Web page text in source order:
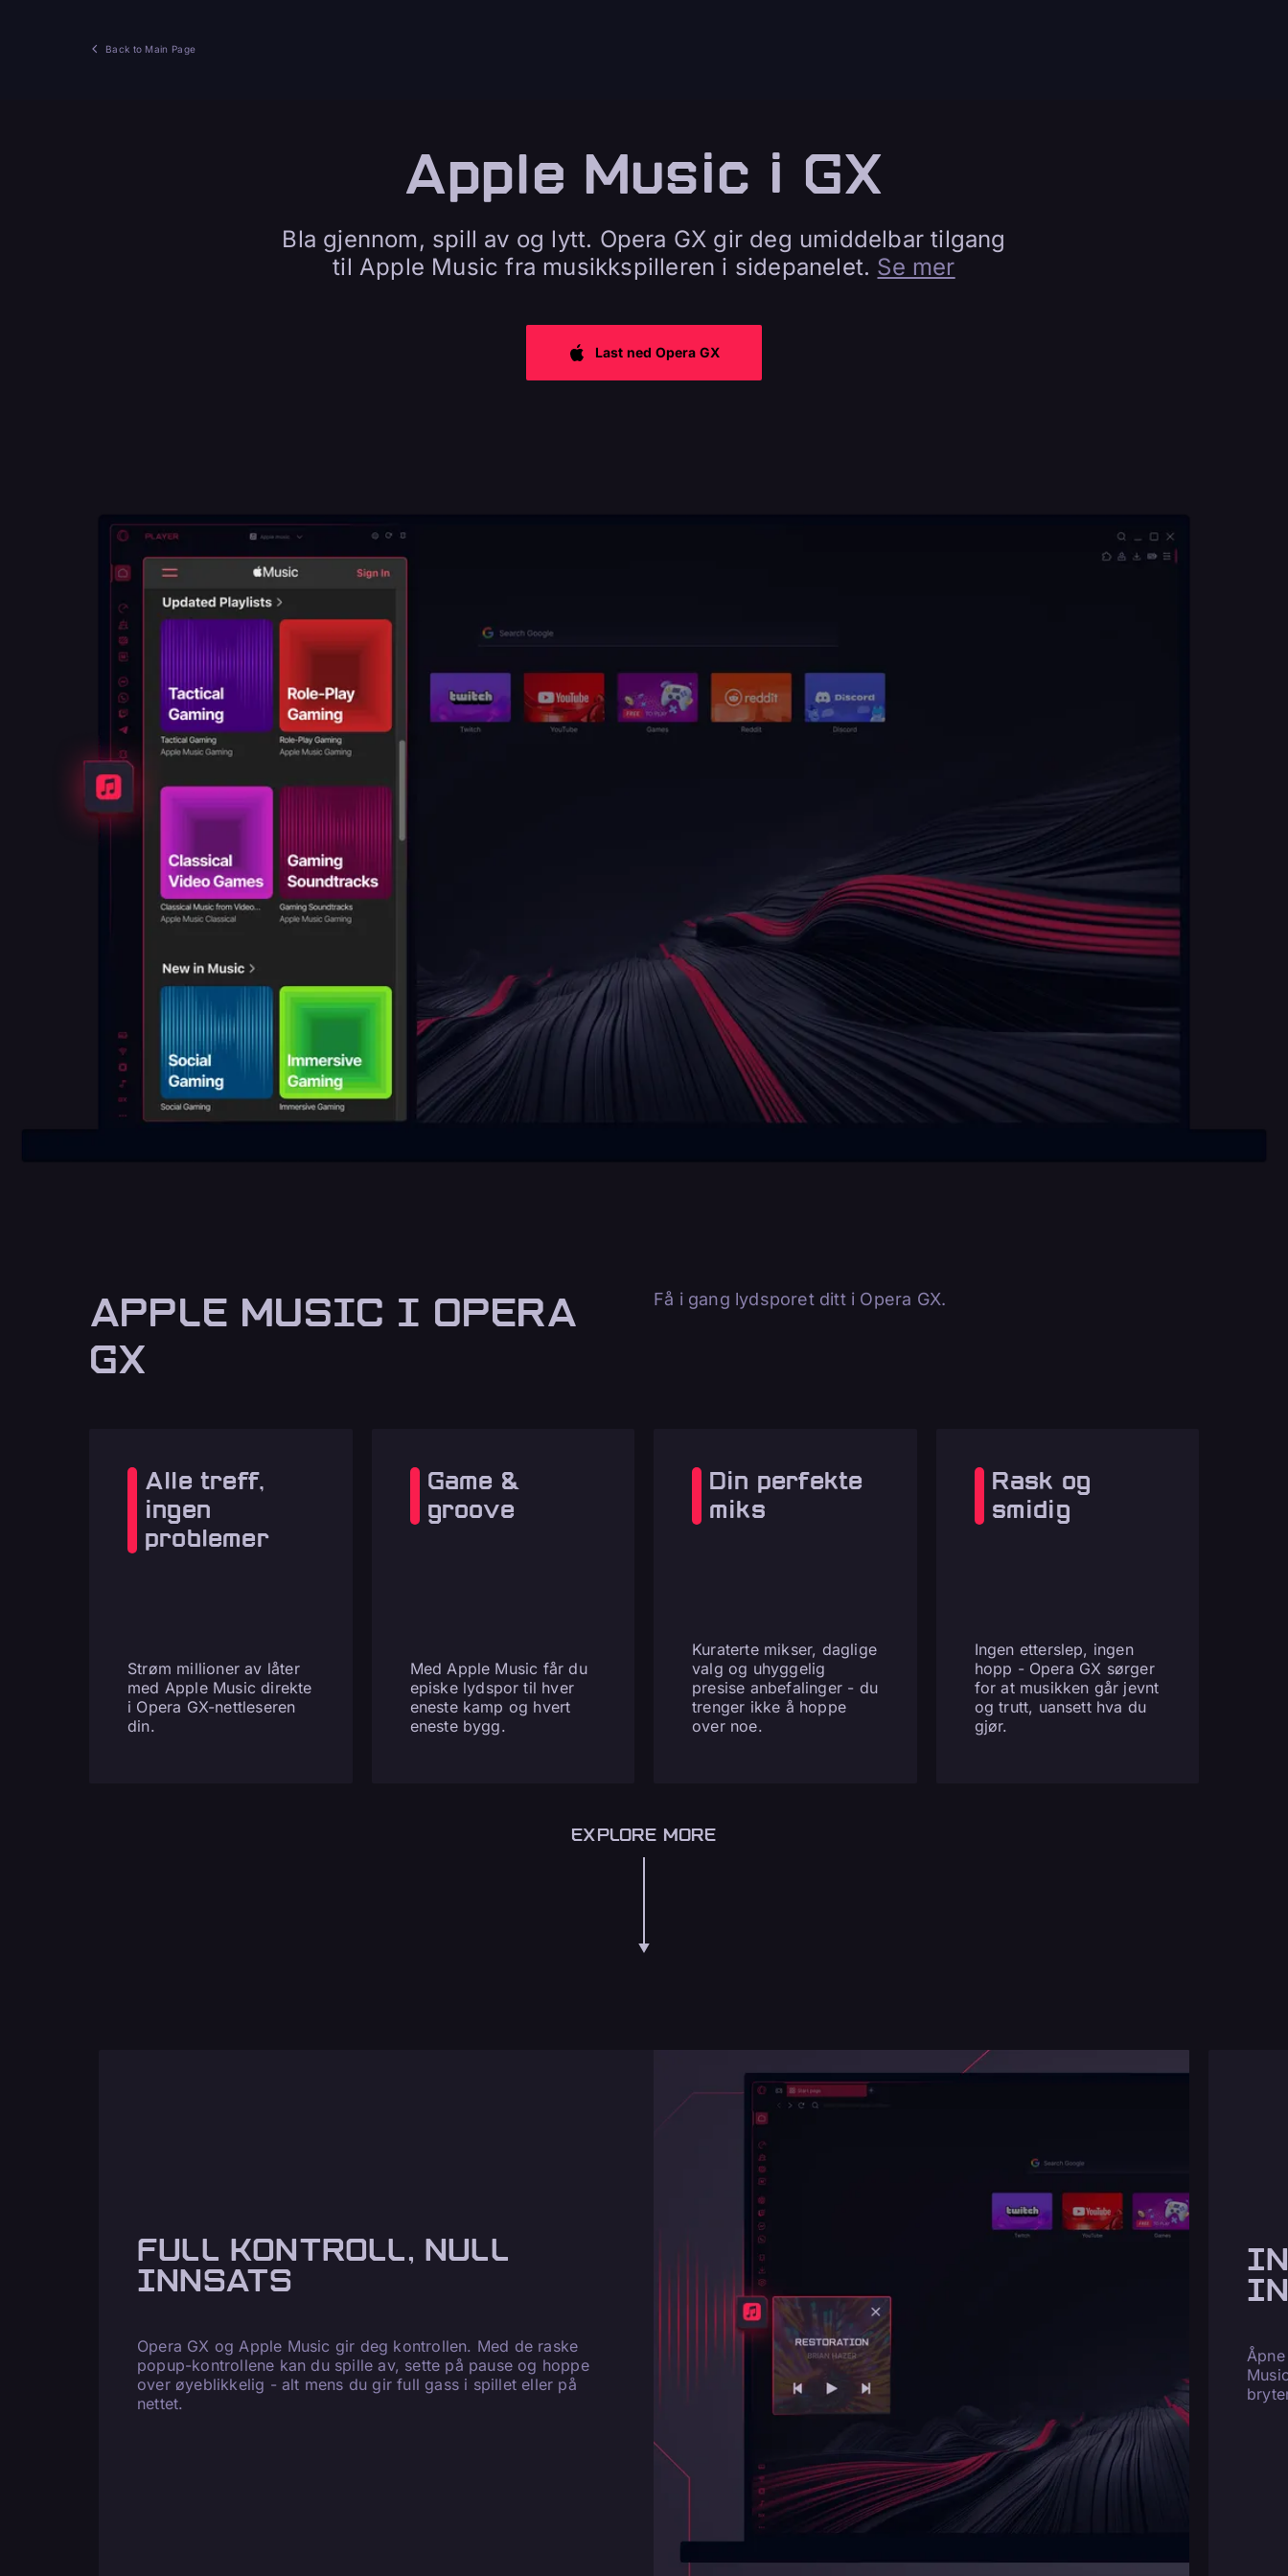
Back to Main Page
Apple Music i GX
Bla gjennom, spill av og lytt. Opera GX gir deg umiddelbar tilgang
til Apple Music fra musikkspilleren i sidepanelet. Se mer
Last ned Opera GX
APPLE MUSIC I OPERA
GX
Få i gang lydsporet ditt i Opera GX.
Alle treff,
ingen
problemer
Strøm millioner av låter
med Apple Music direkte
i Opera GX-nettleseren
din.
Game &
groove
Med Apple Music får du
episke lydspor til hver
eneste kamp og hvert
eneste bygg.
Din perfekte
miks
Kuraterte mikser, daglige
valg og uhyggelig
presise anbefalinger - du
trenger ikke å hoppe
over noe.
Rask og
smidig
Ingen etterslep, ingen
hopp - Opera GX sørger
for at musikken går jevnt
og trutt, uansett hva du
gjør.
EXPLORE MORE
FULL KONTROLL, NULL
INNSATS
Opera GX og Apple Music gir deg kontrollen. Med de raske
popup-kontrollene kan du spille av, sette på pause og hoppe
over øyeblikkelig - alt mens du gir full gass i spillet eller på
nettet.